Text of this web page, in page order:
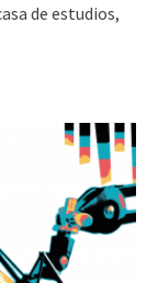
de estudios,